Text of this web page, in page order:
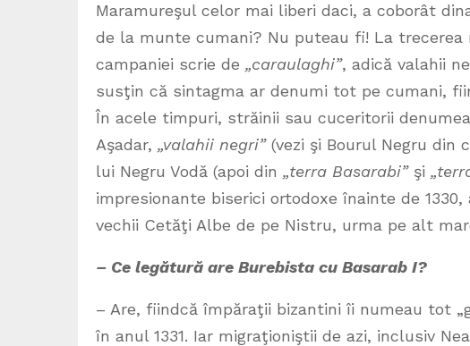
Maramureşul celor mai liberi daci, a coborât
de la munte cumani? Nu puteau fi! La
campaniei scrie de „caraulaghi”, adică valahii
susţin că sintagma ar denumi tot pe cumani,
În acele timpuri, străinii sau cuceritorii
Aşadar, „valahii negri”(vezi şi Bourul Negru din
lui Negru Vodă (apoi din „terra Basarabi”şi
impresionante biserici ortodoxe înainte de
vechii Cetăţi Albe de pe Nistru, urma pe alt
– Ce legătură are Burebista cu Basarab I?
– Are, fiindcă împăraţii bizantini îi numeau tot
în anul 1331. Iar migraţioniştii de azi, inclusiv